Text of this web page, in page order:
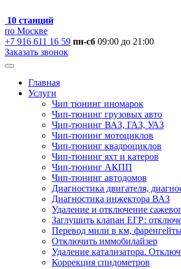
10 станций
по Москве
+7 916 611 16 59 пн-сб 09:00 до 21:00
Заказать звонок
Главная
Услуги
Чип тюнинг иномарок
Чип-тюнинг грузовых авто
Чип-тюнинг ВАЗ, ГАЗ, УАЗ
Чип-тюнинг мотоциклов
Чип-тюнинг квадроциклов
Чип-тюнинг яхт и катеров
Чип-тюнинг АКПП
Чип-тюнинг автодомов
Диагностика двигателя,
Диагностика инжектора ВАЗ
Удаление и отключение
Заглушить клапан ЕГР:
Перевод мили в км,
Отключить иммобилайзер
Удаление катализатора.
Коррекция спидометров